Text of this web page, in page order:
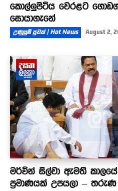
කොල්ලුපිටිය වෙරළට
සොයාගැනේ
උණුසුම් පුවත් | Hot News August 2,
මර්වින් සිල්වා ඇමති
ප්‍රමාණයක් උපයලා –